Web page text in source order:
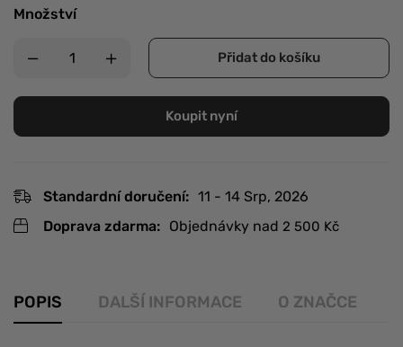
Množství
Přidat do košíku
Koupit nyní
Standardní doručení: 11 - 14 Srp, 2026
Doprava zdarma: Objednávky nad 2 500 Kč
POPIS DALŠÍ INFORMACE O ZNAČCE